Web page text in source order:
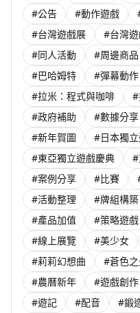
#公告
#動作遊戲
#台灣遊戲展
#台灣
#同人活動
#周邊商品
#巴哈姆特
#彈幕動作
#拉米：程式與咖啡
#政府補助
#數據分享
#新年賀圖
#日本獨
#東亞獨立遊戲慶典
#
#案例分享
#比賽
#活動整理
#牌組構築
#產品加值
#策略遊戲
#線上展覽
#美少女
#莉莉幻想曲
#蒼色
#農曆新年
#遊戲創作
#遊記
#配音 #鍛